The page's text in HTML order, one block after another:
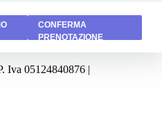
CONFERMA
PRENOTAZIONE
Iva 05124840876 |